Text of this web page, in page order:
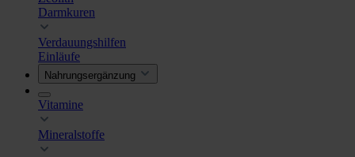
Darmkuren
Verdauungshilfen
Einläufe
Nahrungsergänzung
Vitamine
Mineralstoffe